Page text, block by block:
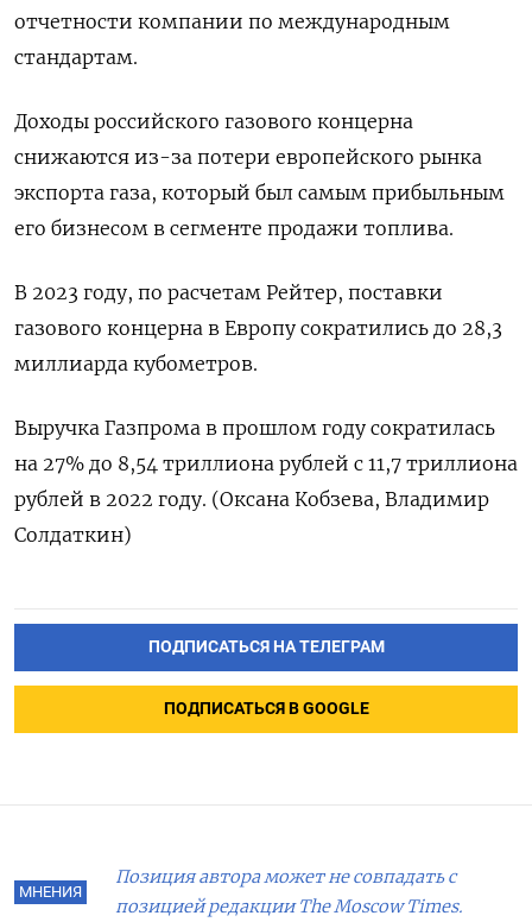
отчетности компании по международным
стандартам.
Доходы российского газового концерна
снижаются из-за потери европейского рынка
экспорта газа, который был самым прибыльным
его бизнесом в сегменте продажи топлива.
В 2023 году, по расчетам Рейтер, поставки
газового концерна в Европу сократились до 28,3
миллиарда кубометров.
Выручка Газпрома в прошлом году сократилась
на 27% до 8,54 триллиона рублей с 11,7 триллиона
рублей в 2022 году. (Оксана Кобзева, Владимир
Солдаткин)
ПОДПИСАТЬСЯ НА ТЕЛЕГРАМ
ПОДПИСАТЬСЯ В GOOGLE
МНЕНИЯ
Позиция автора может не совпадать с
позицией редакции The Moscow Times.